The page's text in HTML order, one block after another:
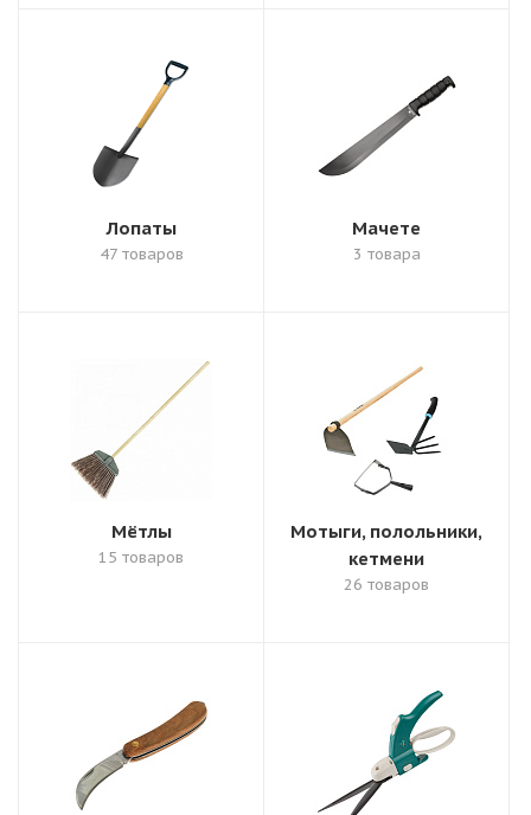
Лопаты
47 товаров
Мачете
3 товара
Мётлы
15 товаров
Мотыги, полольники,
кетмени
26 товаров